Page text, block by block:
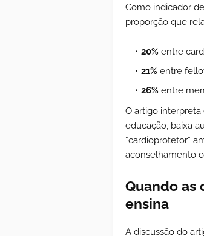
Como indicador
proporção que
20% entre
21% entre
26% entre
O artigo
educação, baixa
“cardioprotetor”
aconselhamento
Quando as
ensina
A discussão do